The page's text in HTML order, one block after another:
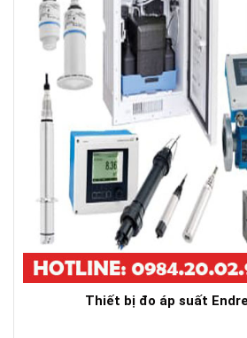
Thiết bị đo áp suất